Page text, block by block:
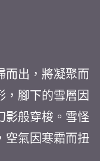
而出，將凝聚而
，腳下的雪層因
影般穿梭。雪怪
空氣因寒霜而扭